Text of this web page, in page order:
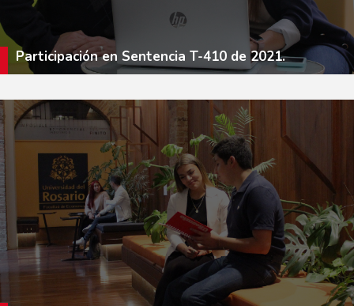
Participación en Sentencia T-410 de 2021.